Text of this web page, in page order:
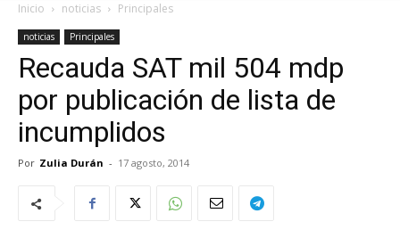
Inicio noticias Principales
noticias Principales
Recauda SAT mil 504 mdp
por publicación de lista de
incumplidos
Por Zulia Durán - 17 agosto, 2014